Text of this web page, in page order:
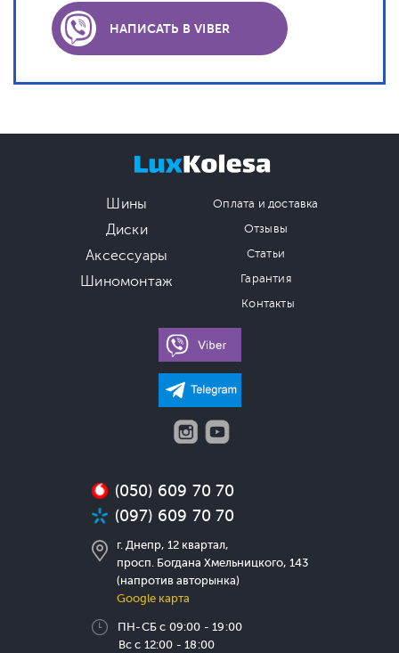
НАПИСАТЬ В VIBER
Шины
Диски
Аксессуары
Шиномонтаж
Оплата и доставка
Отзывы
Статьи
Гарантия
Контакты
(050) 609 70 70
(097) 609 70 70
г. Днепр, 12 квартал,
просп. Богдана Хмельницкого, 143
(напротив авторынка)
Google карта
ПН-СБ с 09:00 - 19:00
Вс с 12:00 - 18:00